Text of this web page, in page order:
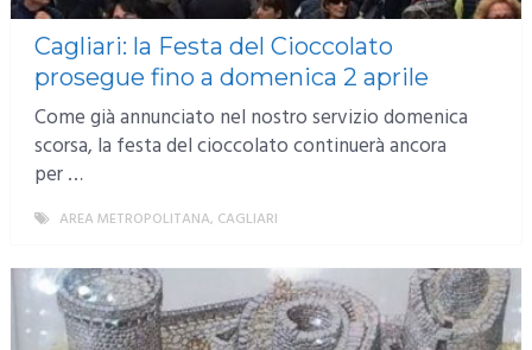
Cagliari: la Festa del Cioccolato
prosegue fino a domenica 2 aprile
Come già annunciato nel nostro servizio domenica
scorsa, la festa del cioccolato continuerà ancora
per …
AREA METROPOLITANA, CAGLIARI